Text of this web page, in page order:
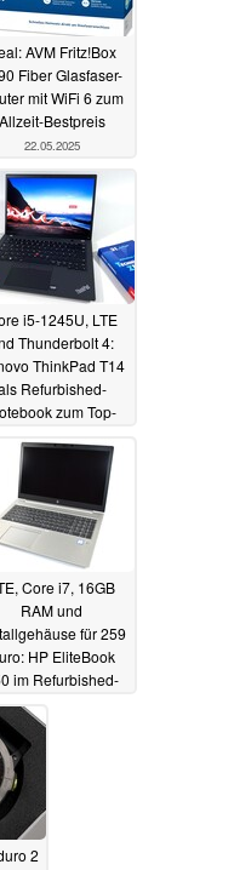
AVM Fritz!Box
Fiber Glasfaser-
mit WiFi 6 zum
Allzeit-Bestpreis
22.05.2025
i5-1245U, LTE
Thunderbolt 4:
ThinkPad T14
Refurbished-
zum Top-
Core i7, 16GB
RAM und
für 259
HP EliteBook
im Refurbished-
Deal
2